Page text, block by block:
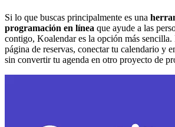
Si lo que buscas principalmente es una
programación en línea que ayude a las
contigo, Koalendar es la opción más sencilla.
página de reservas, conectar tu calendario y
sin convertir tu agenda en otro proyecto de